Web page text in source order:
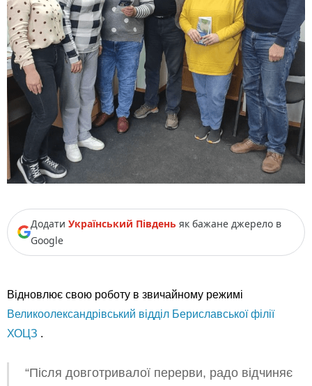
Додати Український Південь як бажане джерело в
Google
Відновлює свою роботу в звичайному режимі
Великоолександрівський відділ Бериславської філії
ХОЦЗ .
“Після довготривалої перерви, радо відчиняє